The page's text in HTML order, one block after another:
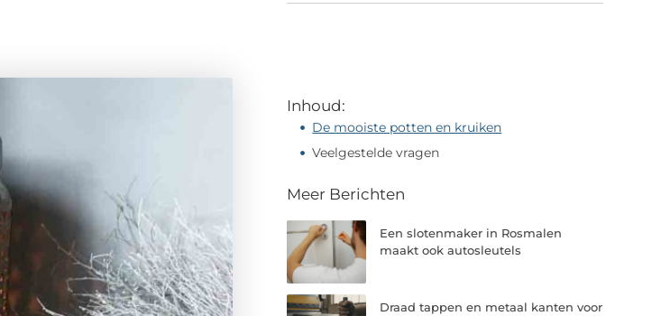
Inhoud:
De mooiste potten en kruiken
Veelgestelde vragen
Meer Berichten
Een slotenmaker in Rosmalen
maakt ook autosleutels
Draad tappen en metaal kanten voor